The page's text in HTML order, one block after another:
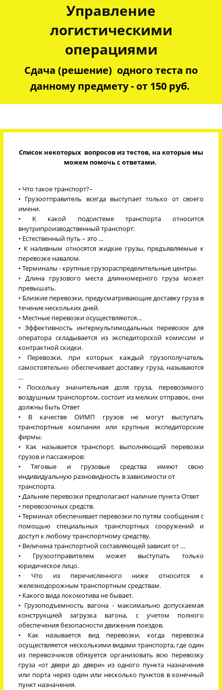
Управление
логистическими
операциями
Сдача (решение) одного теста по
данному предмету - от 150 руб.
Список некоторых вопросов из тестов, на которые мы
можем помочь с ответами.
• Что такое транспорт?–
• Грузоотправитель всегда выступает только от своего
имени.
• К какой подсистеме транспорта относится
внутрипроизводственный транспорт:
• Естественный путь – это …
• К наливным относятся жидкие грузы, предъявляемые к
перевозке навалом.
• Терминалы - крупные грузораспределительные центры.
• Длина грузового места длинномерного груза может
превышать.
• Близкие перевозки, предусматривающие доставку груза в
течение нескольких дней.
• Местные перевозки осуществляются…
• Эффективность интермультимодальных перевозок для
оператора складывается из экспедиторской комиссии и
контрактной скидки.
• Перевозки, при которых каждый грузополучатель
самостоятельно обеспечивает доставку груза, называются
…
• Поскольку значительная доля груза, перевозимого
воздушным транспортом, состоит из мелких отправок, они
должны быть Ответ
• В качестве ОИМП грузов не могут выступать
транспортные компании или крупные экспедиторские
фирмы.
• Как называется транспорт, выполняющий перевозки
грузов и пассажиров:
• Тяговые и грузовые средства имеют свою
индивидуальную разновидность в зависимости от
транспорта.
• Дальние перевозки предполагают наличие пункта Ответ
• перевозочных средств.
• Терминал обеспечивает перевозки по путям сообщения с
помощью специальных транспортных сооружений и
доступ к любому транспортному средству.
• Величина транспортной составляющей зависит от …
• Грузоотправителем может выступать только
юридическое лицо.
• Что из перечисленного ниже относится к
железнодорожным транспортным средствам.
• Какого вида локомотива не бывает.
• Грузоподъемность вагона - максимально допускаемая
конструкцией загрузка вагона, с учетом полного
обеспечения безопасности движения поездов.
• Как называется вид перевозки, когда перевозка
осуществляется несколькими видами транспорта, где один
из перевозчиков обязуется организовать всю перевозку
груза «от двери до двери» из одного пункта назначения
или порта через один или несколько пунктов в конечный
пункт назначения.